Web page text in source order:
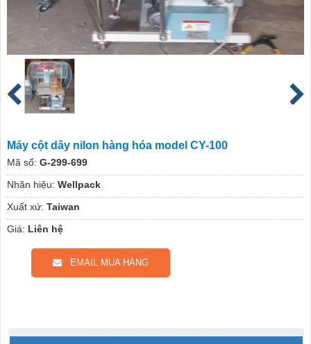
Máy cột dây nilon hàng hóa model CY-100
Mã số: G-299-699
Nhãn hiệu: Wellpack
Xuất xứ: Taiwan
Giá: Liên hệ
EMAIL MUA HÀNG